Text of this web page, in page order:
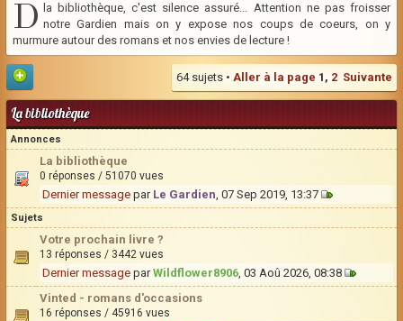
D
la bibliothèque, c'est silence assuré... Attention ne pas froisser
notre Gardien mais on y expose nos coups de coeurs, on y
murmure autour des romans et nos envies de lecture !
64 sujets • Aller à la page 1 , 2 Suivante
La bibliothèque
Annonces
La bibliothèque
0 réponses / 51070 vues
Dernier message par Le Gardien, 07 Sep 2019, 13:37
Sujets
Votre prochain livre ?
13 réponses / 3442 vues
Dernier message parWildflower8906, 03 Aoû 2026, 08:38
Vinted - romans d'occasions
16 réponses / 45916 vues